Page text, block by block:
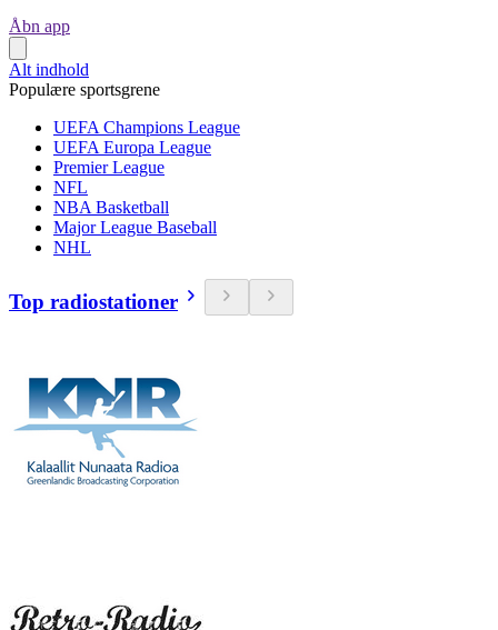
Åbn app
Alt indhold
Populære sportsgrene
UEFA Champions League
UEFA Europa League
Premier League
NFL
NBA Basketball
Major League Baseball
NHL
Top radiostationer